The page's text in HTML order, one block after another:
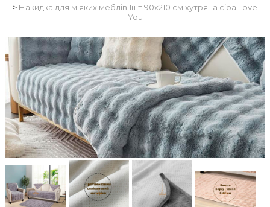
Накидка для м'яких меблів 1шт 90x210 см хутряна сіра Love
You